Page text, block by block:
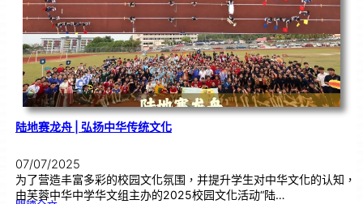
陆地赛龙舟 | 弘扬中华传统文化
07/07/2025
为了营造丰富多彩的校园文化氛围，并提升学生对中华文化的认知，
由芙蓉中华中学华文组主办的2025校园文化活动“陆…